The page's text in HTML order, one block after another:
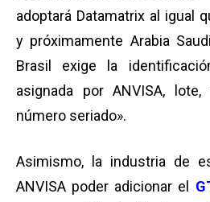
adoptará Datamatrix al igual
y próximamente Arabia
Brasil exige la
asignada por ANVISA,
número seriado».
Asimismo, la industria de
ANVISA poder adicionar el